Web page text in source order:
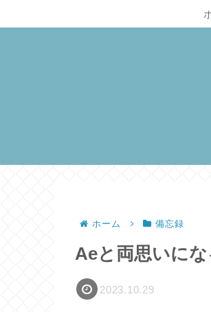
ホーム 備忘録
Aeと両思いに
2023.10.29